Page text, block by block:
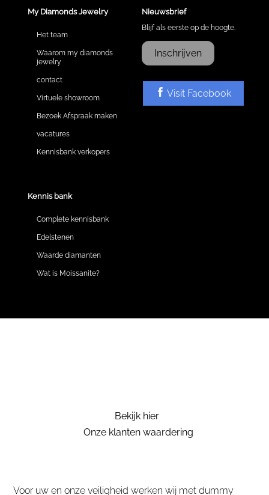
My Diamonds Jewelry
Het team
Waarom my diamonds
jewelry
contact
Virtuele showroom
Bezoek Afspraak maken
vacatures
Kennisbank verkopers
Kennis bank
Complete kennisbank
Edelstenen
Waarde diamanten
Wat is Moissanite?
Nieuwsbrief
Blijf als eerste op de hoogte.
Inschrijven
Visit Facebook
Bekijk hier
Onze klanten waardering
Voor uw en onze veiligheid werken wij met dummy